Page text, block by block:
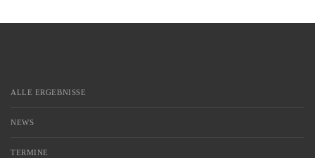
ALLE ERGEBNISSE
NEWS
TERMINE